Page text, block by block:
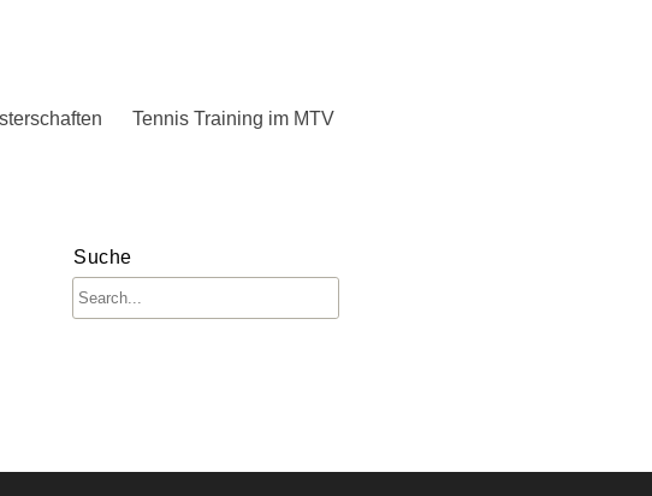
Tennis Training im MTV
Suche